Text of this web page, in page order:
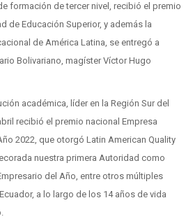
formación de tercer nivel, recibió el premio
de Educación Superior, y además la
de América Latina, se entregó a
Bolivariano, magíster Víctor Hugo
académica, líder en la Región Sur del
recibió el premio nacional Empresa
2022, que otorgó Latin American Quality
nuestra primera Autoridad como
del Año, entre otros múltiples
a lo largo de los 14 años de vida